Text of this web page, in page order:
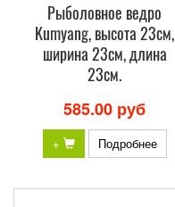
Рыболовное ведро
Kumyang, высота 23см,
ширина 23см, длина
23см.
585.00 руб
+ Подробнее